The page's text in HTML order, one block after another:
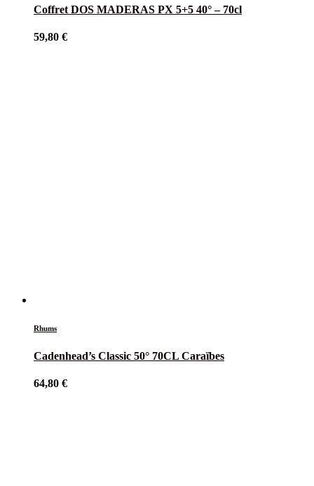
Coffret DOS MADERAS PX 5+5 40° – 70cl
59,80 €
Rhums
Cadenhead’s Classic 50° 70CL Caraïbes
64,80 €